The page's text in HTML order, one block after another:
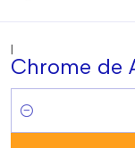
|
Chrome de
Cantidad